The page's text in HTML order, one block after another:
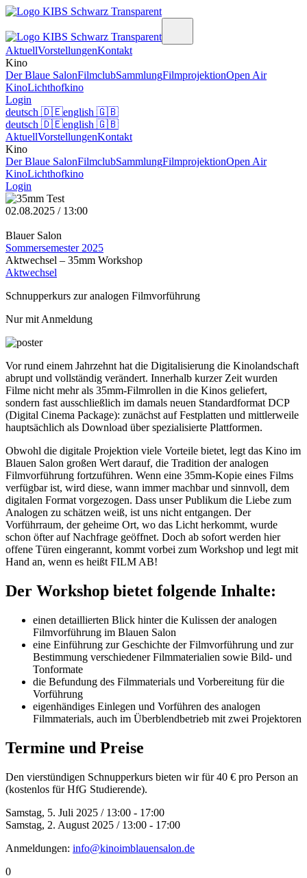
AktuellVorstellungenKontakt
Kino
Der Blaue SalonFilmclubSammlungFilmprojektionOpen Air
KinoLichthofkino
Login
deutsch 🇩🇪english 🇬🇧
deutsch 🇩🇪english 🇬🇧
AktuellVorstellungenKontakt
Kino
Der Blaue SalonFilmclubSammlungFilmprojektionOpen Air
KinoLichthofkino
Login
02.08.2025 / 13:00
Blauer Salon
Sommersemester 2025
Aktwechsel – 35mm Workshop
Aktwechsel
Schnupperkurs zur analogen Filmvorführung
Nur mit Anmeldung
Vor rund einem Jahrzehnt hat die Digitalisierung die Kinolandschaft
abrupt und vollständig verändert. Innerhalb kurzer Zeit wurden
Filme nicht mehr als 35mm-Filmrollen in die Kinos geliefert,
sondern fast ausschließlich im damals neuen Standardformat DCP
(Digital Cinema Package): zunächst auf Festplatten und mittlerweile
hauptsächlich als Download über spezialisierte Plattformen.
Obwohl die digitale Projektion viele Vorteile bietet, legt das Kino im
Blauen Salon großen Wert darauf, die Tradition der analogen
Filmvorführung fortzuführen. Wenn eine 35mm-Kopie eines Films
verfügbar ist, wird diese, wann immer machbar und sinnvoll, dem
digitalen Format vorgezogen. Dass unser Publikum die Liebe zum
Analogen zu schätzen weiß, ist uns nicht entgangen. Der
Vorführraum, der geheime Ort, wo das Licht herkommt, wurde
schon öfter auf Nachfrage geöffnet. Doch ab sofort werden hier
offene Türen eingerannt, kommt vorbei zum Workshop und legt mit
Hand an, wenn es heißt FILM AB!
Der Workshop bietet folgende Inhalte:
einen detaillierten Blick hinter die Kulissen der analogen
Filmvorführung im Blauen Salon
eine Einführung zur Geschichte der Filmvorführung und zur
Bestimmung verschiedener Filmmaterialien sowie Bild- und
Tonformate
die Befundung des Filmmaterials und Vorbereitung für die
Vorführung
eigenhändiges Einlegen und Vorführen des analogen
Filmmaterials, auch im Überblendbetrieb mit zwei Projektoren
Termine und Preise
Den vierstündigen Schnupperkurs bieten wir für 40 € pro Person an
(kostenlos für HfG Studierende).
Samstag, 5. Juli 2025 / 13:00 - 17:00
Samstag, 2. August 2025 / 13:00 - 17:00
Anmeldungen: info@kinoimblauensalon.de
0